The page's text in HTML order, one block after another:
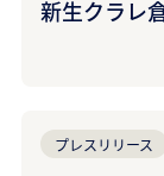
新生クラレ
プレスリリース